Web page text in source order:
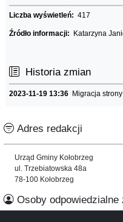
Liczba wyświetleń: 417
Źródło informacji: Katarzyna
Historia zmian
2023-11-19 13:36 Migracja strony
Adres redakcji
Urząd Gminy Kołobrzeg
ul. Trzebiatowska 48a
78-100 Kołobrzeg
Osoby odpowiedzialne